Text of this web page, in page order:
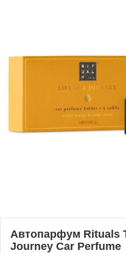
Автопарфум Rituals
Journey Car Perfume